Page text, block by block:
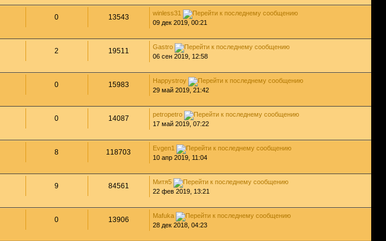
0 13543
winless31
09 дек 2019, 00:21
2 19511
Gastro
06 сен 2019, 12:58
0 15983
Happystroy
29 май 2019, 21:42
0 14087
petropetro
17 май 2019, 07:22
8 118703
Evgen1
10 апр 2019, 11:04
9 84561
Митя5
22 фев 2019, 13:21
0 13906
Mafuka
28 дек 2018, 04:23